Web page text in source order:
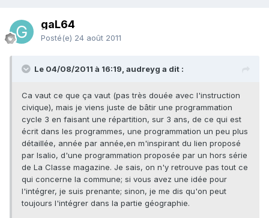
gaL64
Posté(e) 24 août 2011
Le 04/08/2011 à 16:19, audreyg a dit :
Ca vaut ce que ça vaut (pas très douée avec l'instruction
civique), mais je viens juste de bâtir une programmation
cycle 3 en faisant une répartition, sur 3 ans, de ce qui est
écrit dans les programmes, une programmation un peu plus
détaillée, année par année,en m'inspirant du lien proposé
par Isalio, d'une programmation proposée par un hors série
de La Classe magazine. Je sais, on n'y retrouve pas tout ce
qui concerne la commune; si vous avez une idée pour
l'intégrer, je suis prenante; sinon, je me dis qu'on peut
toujours l'intégrer dans la partie géographie.